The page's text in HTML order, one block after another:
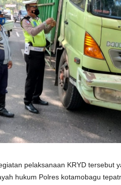
pelaksanaan KRYD tersebut
hukum Polres kotamobagu